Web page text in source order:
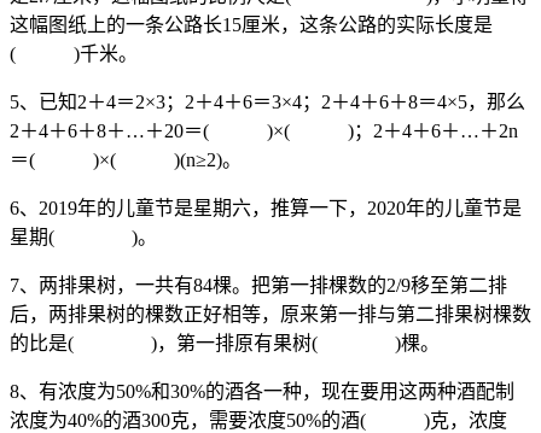
这幅图纸上的一条公路长15厘米，这条公路的实际长度是
( )千米。
5、已知2＋4＝2×3；2＋4＋6＝3×4；2＋4＋6＋8＝4×5，那么
2＋4＋6＋8＋…＋20＝( )×( )；2＋4＋6＋…＋2n
＝( )×( )(n≥2)。
6、2019年的儿童节是星期六，推算一下，2020年的儿童节是
星期( )。
7、两排果树，一共有84棵。把第一排棵数的2/9移至第二排
后，两排果树的棵数正好相等，原来第一排与第二排果树棵数
的比是( )，第一排原有果树( )棵。
8、有浓度为50%和30%的酒各一种，现在要用这两种酒配制
浓度为40%的酒300克，需要浓度50%的酒( )克，浓度